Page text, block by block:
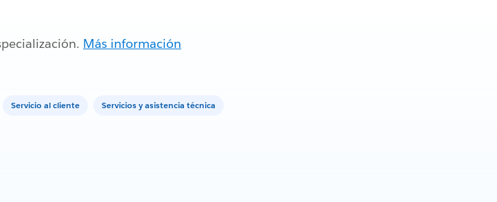
Más información
Servicio al cliente Servicios y asistencia técnica